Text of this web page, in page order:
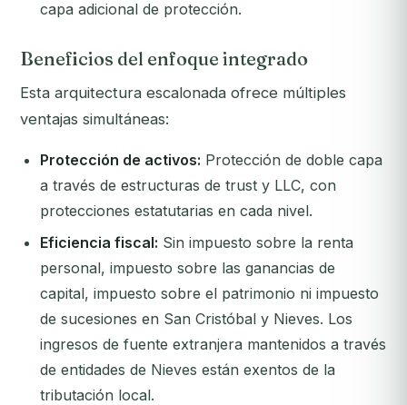
capa adicional de protección.
Beneficios del enfoque integrado
Esta arquitectura escalonada ofrece múltiples
ventajas simultáneas:
Protección de activos: Protección de doble capa
a través de estructuras de trust y LLC, con
protecciones estatutarias en cada nivel.
Eficiencia fiscal: Sin impuesto sobre la renta
personal, impuesto sobre las ganancias de
capital, impuesto sobre el patrimonio ni impuesto
de sucesiones en San Cristóbal y Nieves. Los
ingresos de fuente extranjera mantenidos a través
de entidades de Nieves están exentos de la
tributación local.